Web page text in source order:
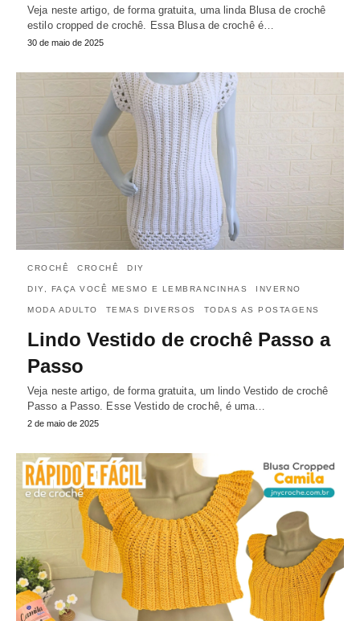
Veja neste artigo, de forma gratuita, uma linda Blusa de crochê
estilo cropped de crochê. Essa Blusa de crochê é…
30 de maio de 2025
CROCHÊ CROCHÊ DIY
DIY, FAÇA VOCÊ MESMO E LEMBRANCINHAS INVERNO
MODA ADULTO TEMAS DIVERSOS TODAS AS POSTAGENS
Lindo Vestido de crochê Passo a
Passo
Veja neste artigo, de forma gratuita, um lindo Vestido de crochê
Passo a Passo. Esse Vestido de crochê, é uma…
2 de maio de 2025